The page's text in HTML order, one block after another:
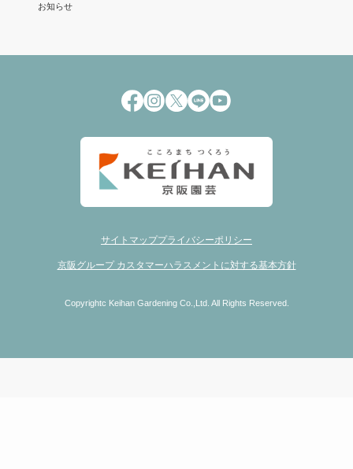
お知らせ
サイトマッププライバシーポリシー
京阪グループ カスタマーハラスメントに対する基本方針
Copyrightc Keihan Gardening Co.,Ltd. All Rights Reserved.